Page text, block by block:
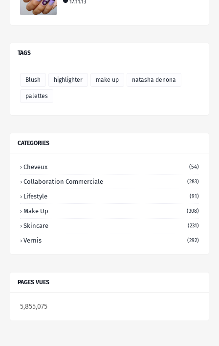
17.11.13
TAGS
Blush highlighter make up natasha denona
palettes
CATEGORIES
Cheveux (54)
Collaboration Commerciale (283)
Lifestyle (91)
Make Up (308)
Skincare (231)
Vernis (292)
PAGES VUES
5,855,075